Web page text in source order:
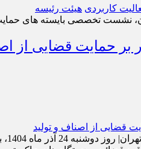
کاربردی هیئت رئیسه
نشست تخصصی بایسته های
بر حمایت قضایی از